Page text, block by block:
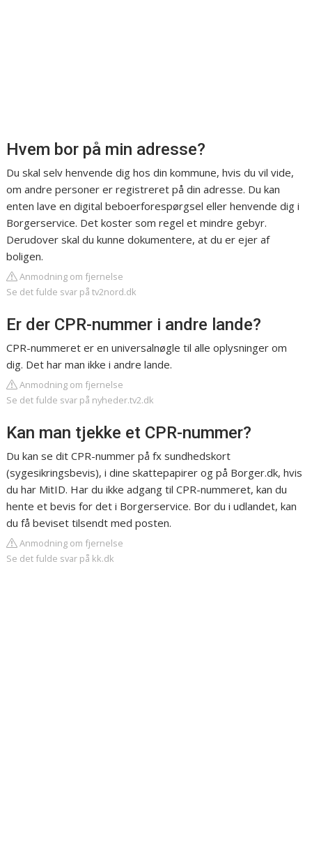
Hvem bor på min adresse?
Du skal selv henvende dig hos din kommune, hvis du vil vide,
om andre personer er registreret på din adresse. Du kan
enten lave en digital beboerforespørgsel eller henvende dig i
Borgerservice. Det koster som regel et mindre gebyr.
Derudover skal du kunne dokumentere, at du er ejer af
boligen.
Anmodning om fjernelse
Se det fulde svar på tv2nord.dk
Er der CPR-nummer i andre lande?
CPR-nummeret er en universalnøgle til alle oplysninger om
dig. Det har man ikke i andre lande.
Anmodning om fjernelse
Se det fulde svar på nyheder.tv2.dk
Kan man tjekke et CPR-nummer?
Du kan se dit CPR-nummer på fx sundhedskort
(sygesikringsbevis), i dine skattepapirer og på Borger.dk, hvis
du har MitID. Har du ikke adgang til CPR-nummeret, kan du
hente et bevis for det i Borgerservice. Bor du i udlandet, kan
du få beviset tilsendt med posten.
Anmodning om fjernelse
Se det fulde svar på kk.dk